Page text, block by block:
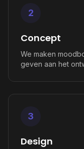
2
Concept
We maken
geven aan het
3
Design